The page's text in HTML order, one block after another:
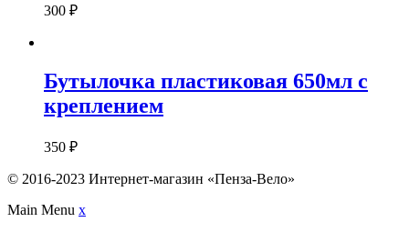
300 ₽
Бутылочка пластиковая 650мл с
креплением
350 ₽
© 2016-2023 Интернет-магазин «Пенза-Вело»
Main Menu x